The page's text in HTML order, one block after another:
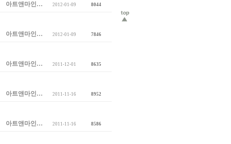
아트앤마인… 2012-01-09 8044
아트앤마인… 2012-01-09 7846
아트앤마인… 2011-12-01 8635
아트앤마인… 2011-11-16 8952
아트앤마인… 2011-11-16 8586